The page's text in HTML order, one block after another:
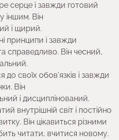
серце і завжди готовий
іншим. Він
і щирий.
принципи і завжди
справедливо. Він чесний,
своїх обов’язків і завжди
Він
і дисциплінований.
внутрішній світ і постійно
Він цікавиться різними
читати, вчитися новому.